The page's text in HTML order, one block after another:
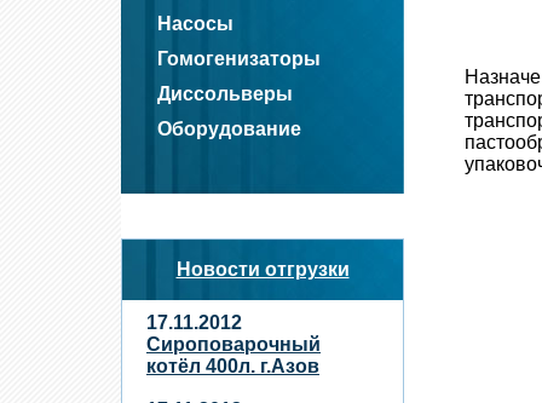
Насосы
Гомогенизаторы
Диссольверы
Оборудование
Новости отгрузки
17.11.2012
Сироповарочный
котёл 400л. г.Азов